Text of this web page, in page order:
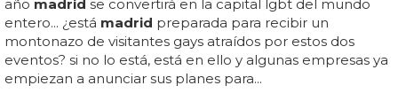
ORGULLO LGBT
Metro de Madrid abrirá 24 horas al día por
primera vez en el World Pride 2017